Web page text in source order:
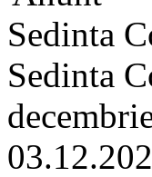
Sedinta
Sedinta